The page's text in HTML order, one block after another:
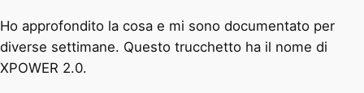
Ho approfondito la cosa e mi sono documentato per
diverse settimane. Questo trucchetto ha il nome di
XPOWER 2.0.